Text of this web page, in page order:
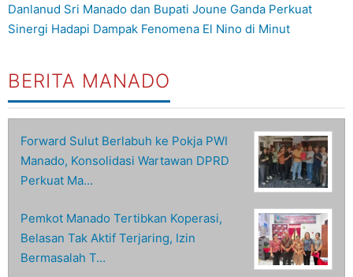
Danlanud Sri Manado dan Bupati Joune Ganda Perkuat
Sinergi Hadapi Dampak Fenomena El Nino di Minut
BERITA MANADO
Forward Sulut Berlabuh ke Pokja PWI
Manado, Konsolidasi Wartawan DPRD
Perkuat Ma…
Pemkot Manado Tertibkan Koperasi,
Belasan Tak Aktif Terjaring, Izin
Bermasalah T…